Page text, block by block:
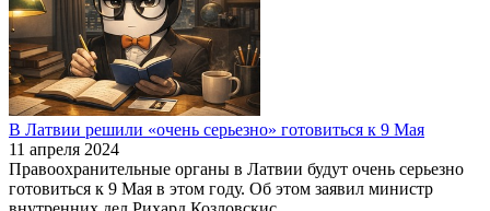
В Латвии решили «очень серьезно» готовиться к 9 Мая
11 апреля 2024
Правоохранительные органы в Латвии будут очень серьезно
готовиться к 9 Мая в этом году. Об этом заявил министр